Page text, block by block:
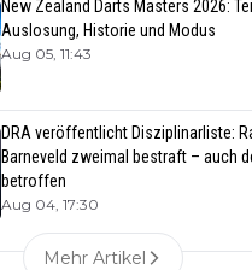
New Zealand Darts Masters 2026:
Auslosung, Historie und Modus
Aug 05, 11:43
DRA veröffentlicht Disziplinarliste:
Barneveld zweimal bestraft – auch
betroffen
Aug 04, 17:30
Mehr Artikel